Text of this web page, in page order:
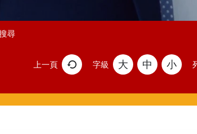
尋
上一頁 字級 大 中 小